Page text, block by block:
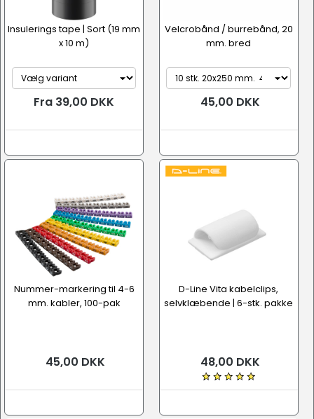
Insulerings tape | Sort (19 mm
x 10 m)
Fra 39,00 DKK
Velcrobånd / burrebånd, 20
mm. bred
45,00 DKK
Nummer-markering til 4-6
mm. kabler, 100-pak
45,00 DKK
D-Line Vita kabelclips,
selvklæbende | 6-stk. pakke
48,00 DKK